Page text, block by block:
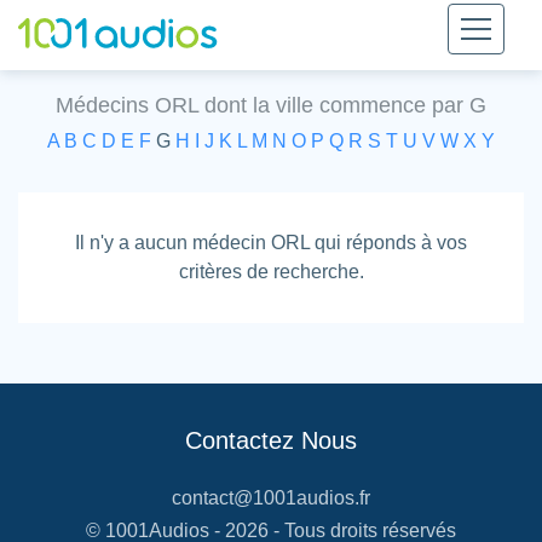
Médecins ORL dont la ville commence par G
A B C D E F G H J K L M N O P Q R S T U V W X Y
Il n'y a aucun médecin ORL qui réponds à vos
critères de recherche.
Contactez Nous
contact@1001audios.fr
© 1001Audios - 2026 - Tous droits réservés